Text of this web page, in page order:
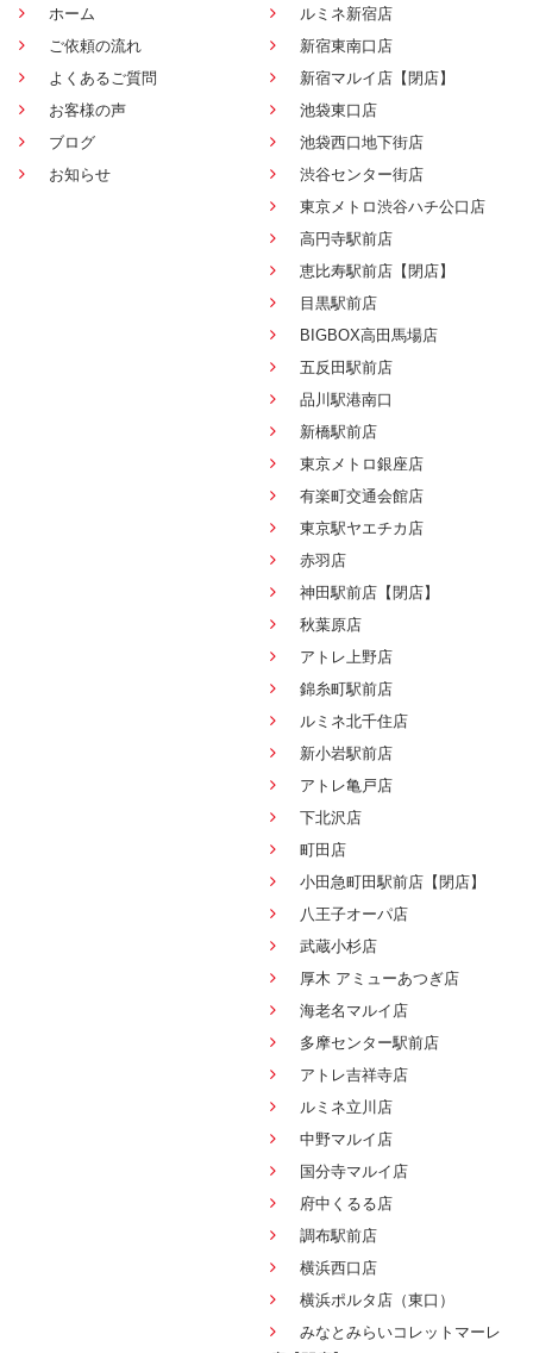
ホーム
ご依頼の流れ
よくあるご質問
お客様の声
ブログ
お知らせ
ルミネ新宿店
新宿東南口店
新宿マルイ店【閉店】
池袋東口店
池袋西口地下街店
渋谷センター街店
東京メトロ渋谷ハチ公口店
高円寺駅前店
恵比寿駅前店【閉店】
目黒駅前店
BIGBOX高田馬場店
五反田駅前店
品川駅港南口
新橋駅前店
東京メトロ銀座店
有楽町交通会館店
東京駅ヤエチカ店
赤羽店
神田駅前店【閉店】
秋葉原店
アトレ上野店
錦糸町駅前店
ルミネ北千住店
新小岩駅前店
アトレ亀戸店
下北沢店
町田店
小田急町田駅前店【閉店】
八王子オーパ店
武蔵小杉店
厚木 アミューあつぎ店
海老名マルイ店
多摩センター駅前店
アトレ吉祥寺店
ルミネ立川店
中野マルイ店
国分寺マルイ店
府中くるる店
調布駅前店
横浜西口店
横浜ポルタ店（東口）
みなとみらいコレットマーレ